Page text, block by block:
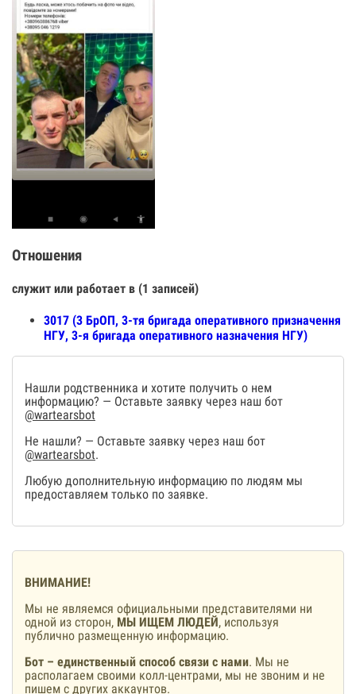
Отношения
служит или работает в (1 записей)
3017 (3 БрОП, 3-тя бригада оперативного призначення
НГУ, 3-я бригада оперативного назначения НГУ)
Нашли родственника и хотите получить о нем
информацию? — Оставьте заявку через наш бот
@wartearsbot
Не нашли? — Оставьте заявку через наш бот
@wartearsbot.
Любую дополнительную информацию по людям мы
предоставляем только по заявке.
ВНИМАНИЕ!
Мы не являемся официальными представителями ни
одной из сторон, МЫ ИЩЕМ ЛЮДЕЙ, используя
публично размещенную информацию.
Бот – единственный способ связи с нами. Мы не
располагаем своими колл-центрами, мы не звоним и не
пишем с других аккаунтов.